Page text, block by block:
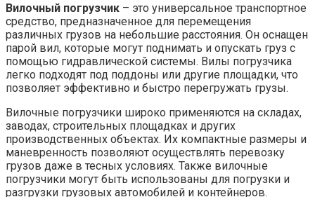
Вилочный погрузчик – это универсальное транспортное
средство, предназначенное для перемещения
различных грузов на небольшие расстояния. Он оснащен
парой вил, которые могут поднимать и опускать груз с
помощью гидравлической системы. Вилы погрузчика
легко подходят под поддоны или другие площадки, что
позволяет эффективно и быстро перегружать грузы.
Вилочные погрузчики широко применяются на складах,
заводах, строительных площадках и других
производственных объектах. Их компактные размеры и
маневренность позволяют осуществлять перевозку
грузов даже в тесных условиях. Также вилочные
погрузчики могут быть использованы для погрузки и
разгрузки грузовых автомобилей и контейнеров.